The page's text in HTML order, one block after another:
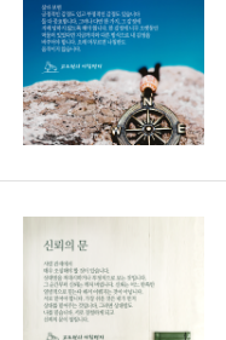
스..
10/9~10/
내면혁
10/
황금변